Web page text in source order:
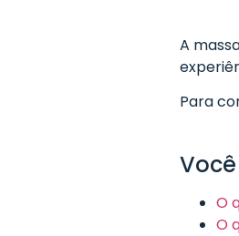
A
Para
O
O